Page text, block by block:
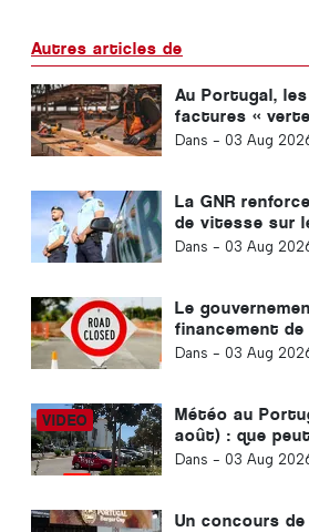
Autres articles de
Au Portugal,
factures «
au noir ont
Dans - 03 Aug
La GNR
de vitesse sur
portugaises
Dans - 03 Aug
Le
financement de
millions d'euros
Dans - 03 Aug
Météo au
août) : que
des prévisions
Dans - 03 Aug
Un concours